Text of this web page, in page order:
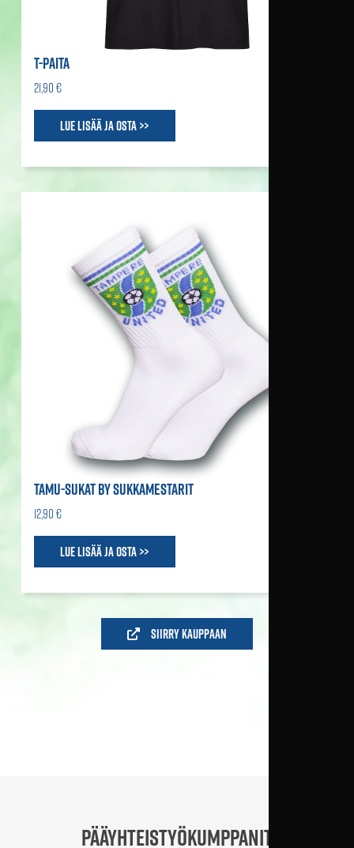
T-PAITA
21,90 €
Lue lisää ja osta >>
TAMU-SUKAT BY SUKKAMESTARIT
12,90 €
Lue lisää ja osta >>
Siirry kauppaan
PÄÄYHTEISTYÖKUMPPANIT